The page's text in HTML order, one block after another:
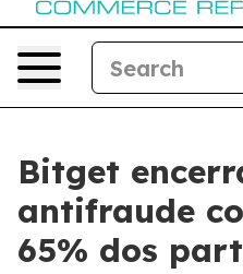
Bitget
antifraude
65% dos